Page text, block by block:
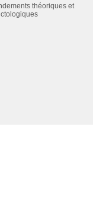
théoriques et